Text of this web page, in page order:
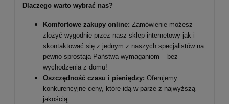
Dlaczego warto wybrać nas?
Komfortowe zakupy online: Zamówienie możesz
złożyć wygodnie przez nasz sklep internetowy jak i
skontaktować się z jednym z naszych specjalistów na
pewno sprostają Państwa wymaganiom – bez
wychodzenia z domu!
Oszczędność czasu i pieniędzy: Oferujemy
konkurencyjne ceny, które idą w parze z najwyższą
jakością.